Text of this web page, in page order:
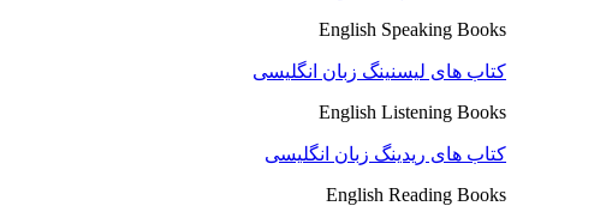
English Speaking Books
کتاب های لیسنینگ زبان انگلیسی
English Listening Books
کتاب های ریدینگ زبان انگلیسی
English Reading Books